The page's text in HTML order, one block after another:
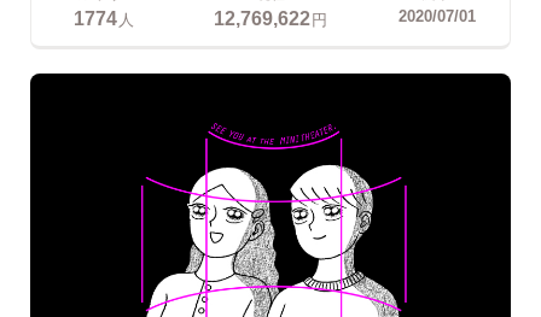
1774人 12,769,622円 2020/07/01